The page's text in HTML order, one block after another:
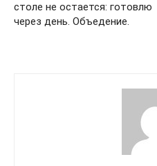
столе не остается: готовлю
через день. Объедение.